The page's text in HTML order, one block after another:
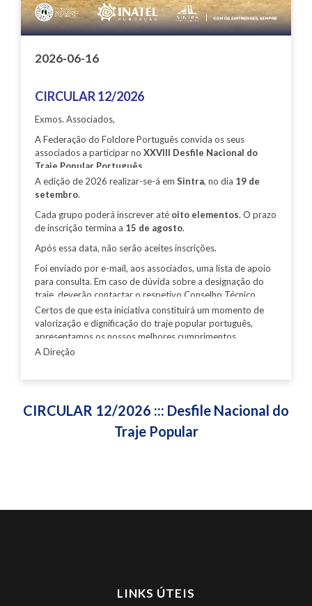
2026-06-16
CIRCULAR 12/2026
Exmos. Associados,
A Federação do Folclore Português convida os seus
associados a participar no XXVIII Desfile Nacional do
Traje Popular Português
A edição de 2026 realizar-se-á em Sintra, no dia 19 de
setembro.
Cada grupo poderá inscrever até oito elementos. O prazo
de inscrição termina a 15 de agosto.
Após essa data, não serão aceites inscrições.
Foi enviado por e-mail, aos associados, uma lista de apoio
para consulta. Em caso de dúvida sobre a designação do
traje, deverão contactar o respetivo Conselho Técnico
Regional.
Certos de que esta iniciativa constituirá um momento de
valorização e dignificação do traje popular português,
apresentamos os nossos melhores cumprimentos
A Direção
CIRCULAR 12/2026 ::: Desfile Nacional do
Traje Popular
LINKS ÚTEIS